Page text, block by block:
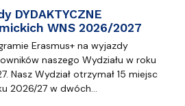
DYDAKTYCZNE
WNS 2026/2027
Erasmus+ na wyjazdy
naszego Wydziału w roku
Nasz Wydział otrzymał 15 miejsc
2026/27 w dwóch…